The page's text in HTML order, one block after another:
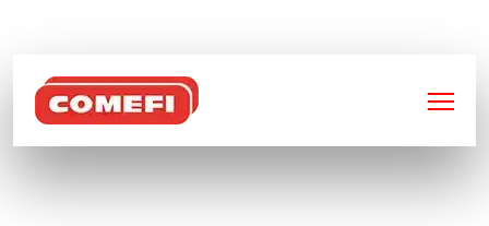
SOUDEUR